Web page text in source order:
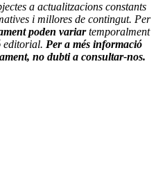
a actualitzacions constants
i millores de contingut. Per
poden variartemporalment
editorial. Per a més informació
no dubti a consultar-nos.